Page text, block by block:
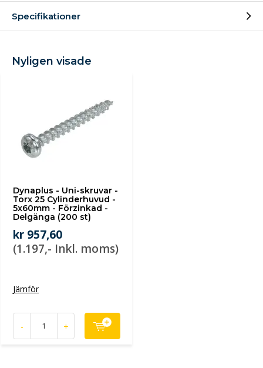
Specifikationer
Nyligen visade
Dynaplus - Uni-skruvar -
Torx 25 Cylinderhuvud -
5x60mm - Förzinkad -
Delgänga (200 st)
kr 957,60
(1.197,- Inkl. moms)
Jämför
- +